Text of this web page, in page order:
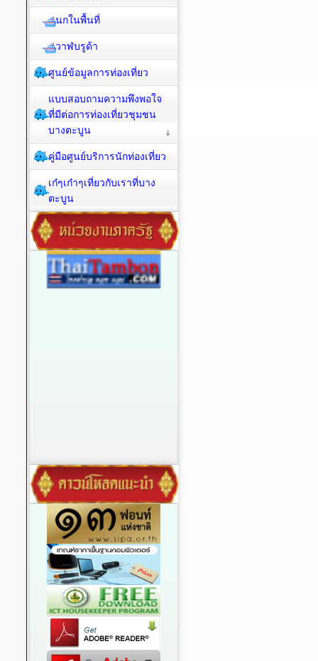
นกในพื้นที่
วาฬบรูด้า
ศูนย์ข้อมูลการท่องเที่ยว
แบบสอบถามความพึงพอใจ
ที่มีต่อการท่องเที่ยวชุมชน
บางตะบูน
คู่มือศูนย์บริการนักท่องเที่ยว
เก๋ๆเก๋าๆเที่ยวกับเราที่บาง
ตะบูน